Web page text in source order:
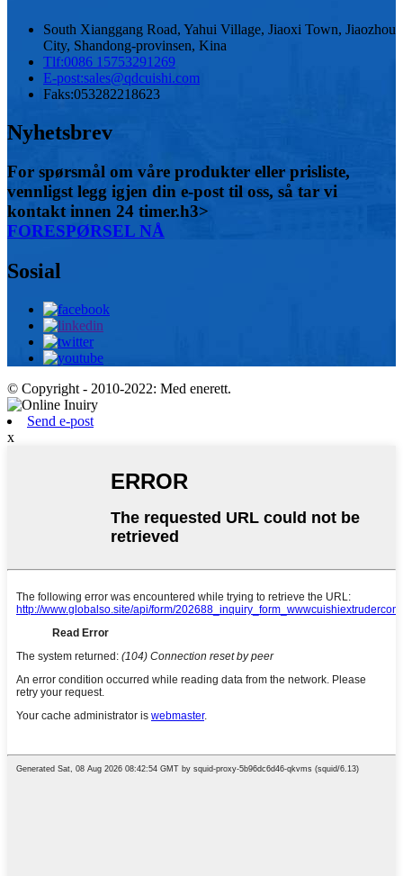
South Xianggang Road, Yahui Village, Jiaoxi Town, Jiaozhou
City, Shandong-provinsen, Kina
Tlf:0086 15753291269
E-post:sales@qdcuishi.com
Faks:053282218623
Nyhetsbrev
For spørsmål om våre produkter eller prisliste,
vennligst legg igjen din e-post til oss, så tar vi
kontakt innen 24 timer.h3>
FORESPØRSEL NÅ
Sosial
© Copyright - 2010-2022: Med enerett.
Send e-post
x